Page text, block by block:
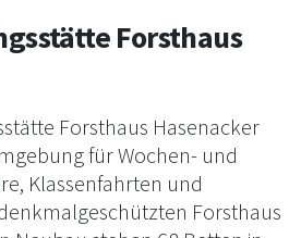
Forsthaus
Forsthaus Hasenacker
für Wochen- und
Klassenfahrten und
Forsthaus